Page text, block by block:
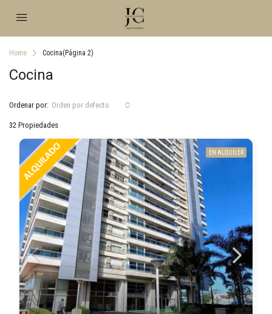
Home Cocina(Página 2)
Cocina
32 Propiedades
Ordenar por: Orden por defecto
EN ALQUILER